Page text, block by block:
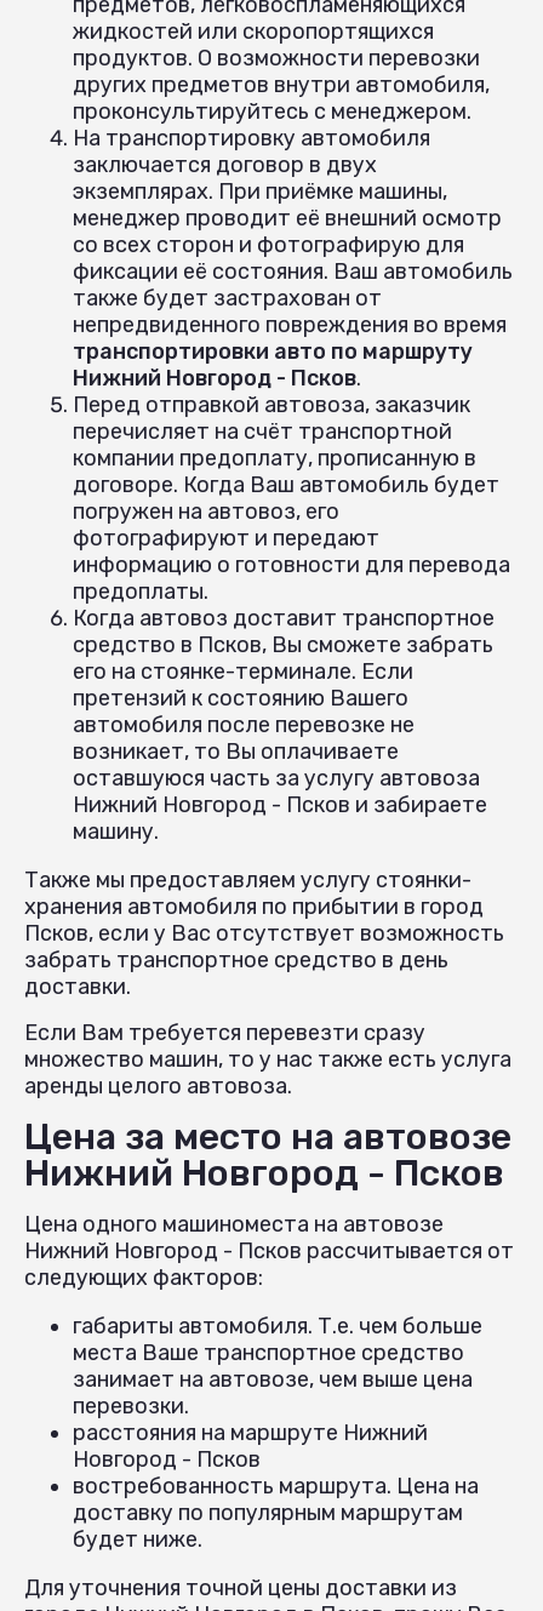
жидкостей или скоропортящихся
продуктов. О возможности перевозки
других предметов внутри автомобиля,
проконсультируйтесь с менеджером.
На транспортировку автомобиля
заключается договор в двух
экземплярах. При приёмке машины,
менеджер проводит её внешний осмотр
со всех сторон и фотографирую для
фиксации её состояния. Ваш автомобиль
также будет застрахован от
непредвиденного повреждения во время
транспортировки авто по маршруту
Нижний Новгород - Псков.
Перед отправкой автовоза, заказчик
перечисляет на счёт транспортной
компании предоплату, прописанную в
договоре. Когда Ваш автомобиль будет
погружен на автовоз, его
фотографируют и передают
информацию о готовности для перевода
предоплаты.
Когда автовоз доставит транспортное
средство в Псков, Вы сможете забрать
его на стоянке-терминале. Если
претензий к состоянию Вашего
автомобиля после перевозке не
возникает, то Вы оплачиваете
оставшуюся часть за услугу автовоза
Нижний Новгород - Псков и забираете
машину.
Также мы предоставляем услугу стоянки-
хранения автомобиля по прибытии в город
Псков, если у Вас отсутствует возможность
забрать транспортное средство в день
доставки.
Если Вам требуется перевезти сразу
множество машин, то у нас также есть услуга
аренды целого автовоза.
Цена за место на автовозе
Нижний Новгород - Псков
Цена одного машиноместа на автовозе
Нижний Новгород - Псков рассчитывается от
следующих факторов:
габариты автомобиля. Т.е. чем больше
места Ваше транспортное средство
занимает на автовозе, чем выше цена
перевозки.
расстояния на маршруте Нижний
Новгород - Псков
востребованность маршрута. Цена на
доставку по популярным маршрутам
будет ниже.
Для уточнения точной цены доставки из